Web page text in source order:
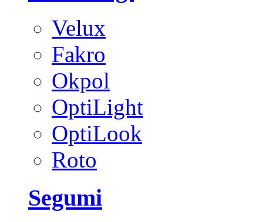
Velux
Fakro
Okpol
OptiLight
OptiLook
Roto
Segumi